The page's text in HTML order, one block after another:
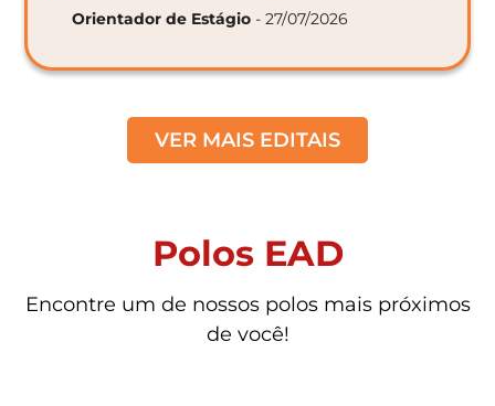
Orientador de Estágio - 27/07/2026
VER MAIS EDITAIS
Polos EAD
Encontre um de nossos polos mais próximos
de você!